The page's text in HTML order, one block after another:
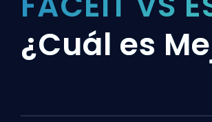
¿Cuál es